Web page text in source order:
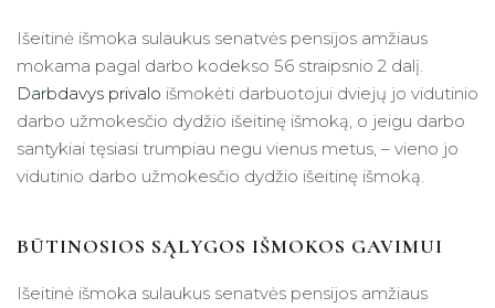
Išeitinė išmoka sulaukus senatvės pensijos amžiaus
mokama pagal darbo kodekso 56 straipsnio 2 dalį.
Darbdavys privalo išmokėti darbuotojui dviejų jo vidutinio
darbo užmokesčio dydžio išeitinę išmoką, o jeigu darbo
santykiai tęsiasi trumpiau negu vienus metus, – vieno jo
vidutinio darbo užmokesčio dydžio išeitinę išmoką.
BŪTINOSIOS SĄLYGOS IŠMOKOS GAVIMUI
Išeitinė išmoka sulaukus senatvės pensijos amžiaus